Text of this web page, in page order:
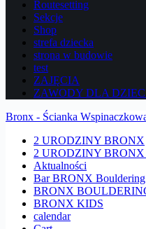
Routesetting
Sekcje
Shop
strefa dziecka
strona w budowie
test
ZAJĘCIA
ZAWODY DLA
Bronx - Ścianka
2 URODZINY BRONX
2 URODZINY
Aktualności
Bar BRONX Bouldering
BRONX
BRONX KIDS
calendar